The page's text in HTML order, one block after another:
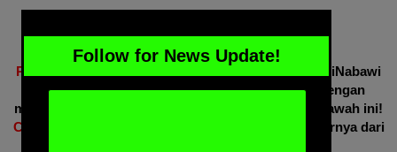
Follow for News Update!
Perhatian!!!
Jika Anda merasa artikel website SantriNabawi
ini bermanfaat, silakan share ke sosmed Anda dengan
mengklik tombol share yang sudah disediakan di bawah ini!
Copas/repost WAJIB
mencantumkan bahwa sumbernya dari